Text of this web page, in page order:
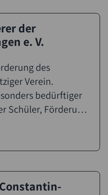
SchülerInnen,
Das
von Ehemaligen
der
in der
außen.
der
e. V.
des
Verein.
bedürftiger
Schüler, Förderung